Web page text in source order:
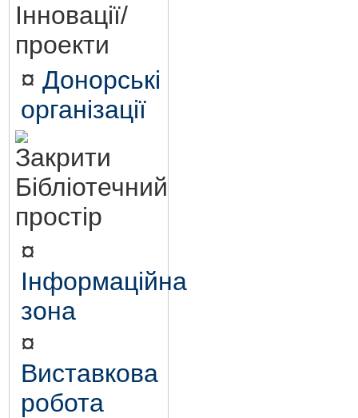
Інновації/
проекти
¤ Донорські
організації
Бібліотечний
простір
¤
Інформаційна
зона
¤
Виставкова
робота